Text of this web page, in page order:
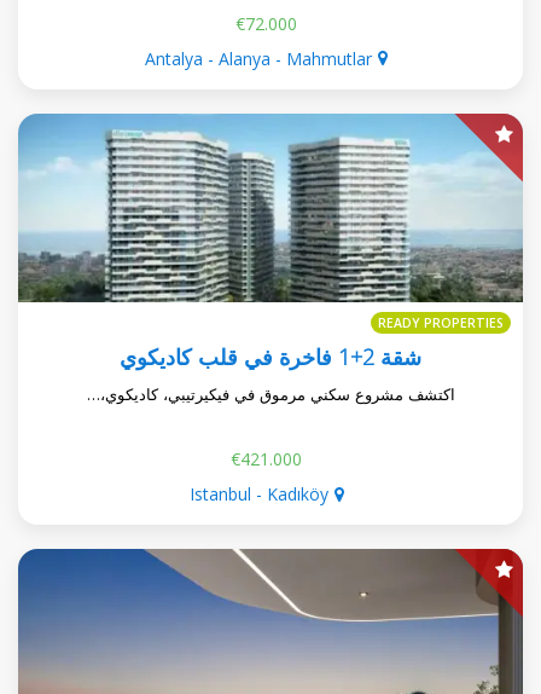
€72.000
Antalya - Alanya - Mahmutlar
READY PROPERTIES
شقة 2+1 فاخرة في قلب كاديكوي
اكتشف مشروع سكني مرموق في فيكيرتيبي، كاديكوي،…
€421.000
Istanbul - Kadıköy